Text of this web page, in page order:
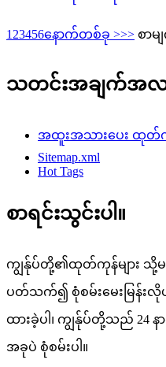
1 23456နောက်တစ်ခု >>> စာမ
သတင်းအချက်အ
အထူးအသားပေး ထုတ်ကု
Sitemap.xml
Hot Tags
စာရင်းသွင်းပါ။
ကျွန်ုပ်တို့၏ထုတ်ကုန်များ သို့မဟု
ပတ်သက်၍ စုံစမ်းမေးမြန်း
ထားခဲ့ပါ၊ ကျွန်ုပ်တို့သည် 24
အခုပဲ စုံစမ်းပါ။